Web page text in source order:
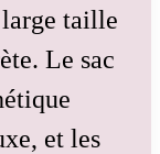
taille
Le sac
et les